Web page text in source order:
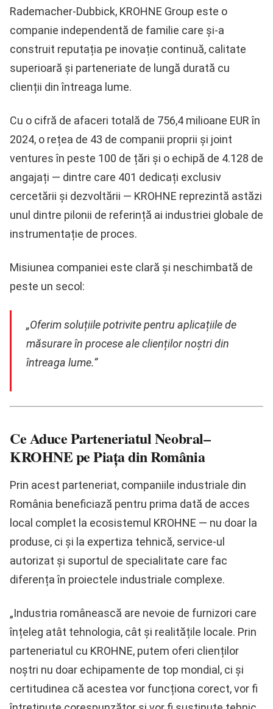
Rademacher-Dubbick, KROHNE Group este o
companie independentă de familie care și-a
construit reputația pe inovație continuă, calitate
superioară și parteneriate de lungă durată cu
clienții din întreaga lume.
Cu o cifră de afaceri totală de 756,4 milioane EUR în
2024, o rețea de 43 de companii proprii și joint
venturesîn peste 100 de țări și o echipă de 4.128 de
angajați — dintre care 401 dedicați exclusiv
cercetării și dezvoltării — KROHNE reprezintă astăzi
unul dintre pilonii de referință ai industriei globale de
instrumentație de proces.
Misiunea companiei este clară și neschimbată de
peste un secol:
„Oferim soluțiile potrivite pentru aplicațiile de
măsurare în procese ale clienților noștri din
întreaga lume.”
Ce Aduce Parteneriatul Neobral–
KROHNE pe Piața din România
Prin acest parteneriat, companiile industriale din
România beneficiază pentru prima dată de acces
local complet la ecosistemul KROHNE — nu doar la
produse, ci și la expertiza tehnică, service-ul
autorizat și suportul de specialitate care fac
diferența în proiectele industriale complexe.
„Industria românească are nevoie de furnizori care
înțeleg atât tehnologia, cât și realitățile locale. Prin
parteneriatul cu KROHNE, putem oferi clienților
noștri nu doar echipamente de top mondial, ci și
certitudinea că acestea vor funcționa corect, vor fi